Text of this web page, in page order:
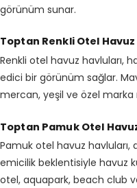
görünüm sunar.
Toptan Renkli Otel
Renkli otel havuz havluları,
edici bir görünüm sağlar.
mercan, yeşil ve özel marka
Toptan Pamuk Otel
Pamuk otel havuz havluları,
emicilik beklentisiyle havuz
otel, aquapark, beach club